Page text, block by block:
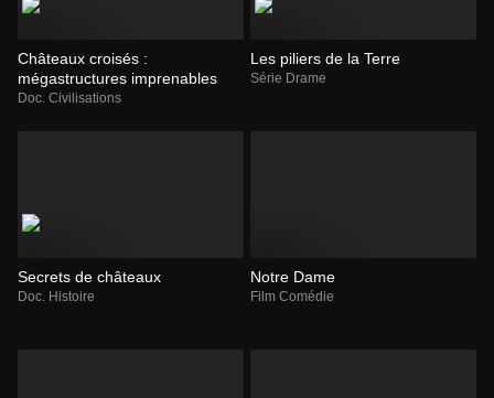
Châteaux croisés :
mégastructures imprenables
Doc. Civilisations
Les piliers de la Terre
Série Drame
Secrets de châteaux
Doc. Histoire
Notre Dame
Film Comédie